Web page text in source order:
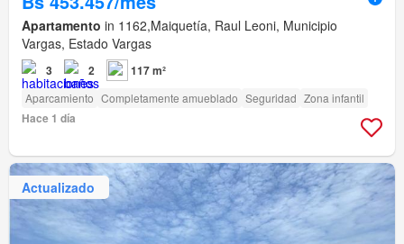
Apartamento in 1162,Maiquetía, Raul Leoni, Municipio
Vargas, Estado Vargas
3 2 117 m²
Aparcamiento Completamente amueblado Seguridad Zona infantil
Hace 1 día
Actualizado